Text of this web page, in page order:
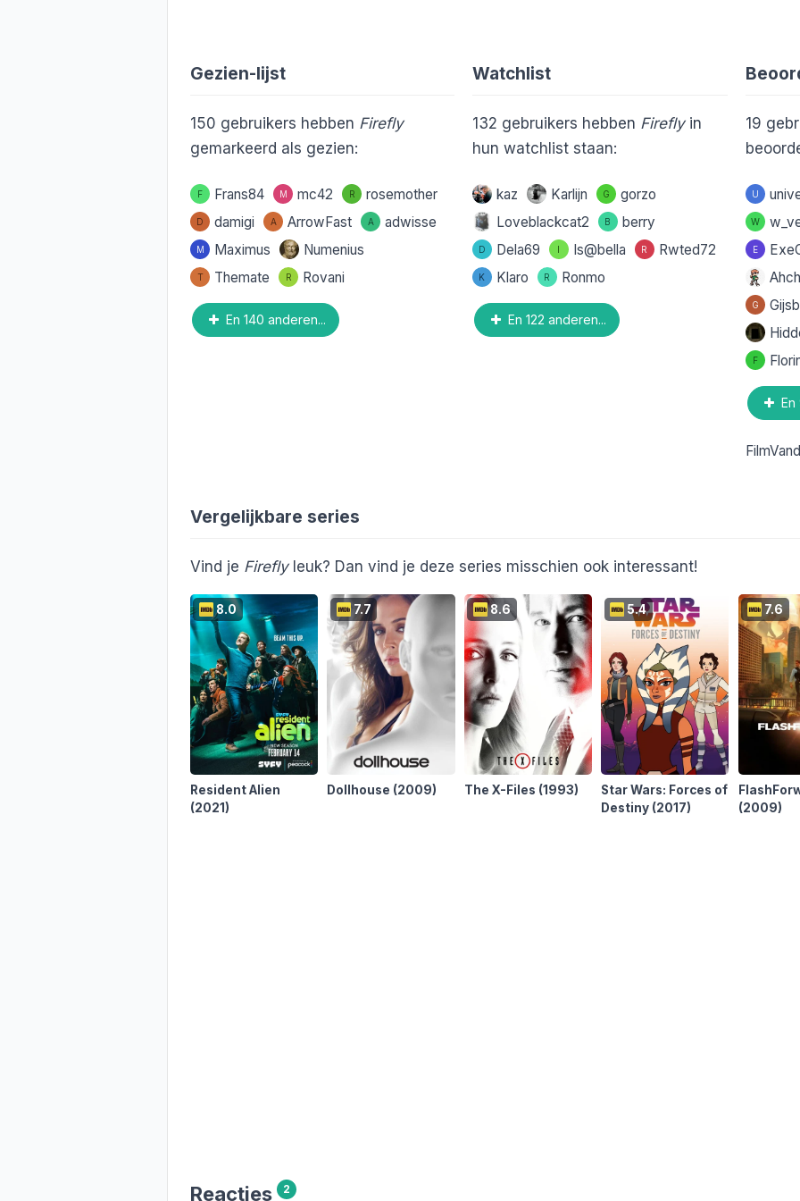
Gezien-lijst
150 gebruikers hebben Firefly
gemarkeerd als gezien:
F Frans84 M mc42 R rosemother
D damigi A ArrowFast A adwisse
M Maximus Numenius
T Themate R Rovani
En 140 anderen...
Watchlist
132 gebruikers hebben Fireflyin
hun watchlist staan:
kaz Karlijn G
gorzo
Loveblackcat2
B berry
D Dela69 I Is@bella R Rwted72
K Klaro R Ronmo
En 122 anderen...
19
U
W
E
G
F
En
Vergelijkbare series
Vind je Fireflyleuk? Dan vind je deze series misschien ook interessant!
8.0
Resident Alien
(2021)
7.7
Dollhouse (2009)
8.6
The X-Files (1993)
5.4
Star Wars: Forces of
Destiny (2017)
7.6
(2009)
Reacties 2